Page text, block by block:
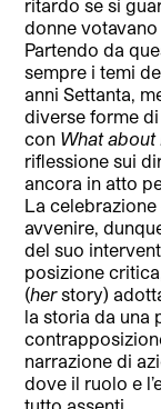
ritardo se si
donne
Partendo da
sempre i temi
anni Settanta,
diverse forme
con What
riflessione sui
ancora in atto
La
avvenire,
del suo
posizione
(herstory)
la storia da una
narrazione di
dove il ruolo e